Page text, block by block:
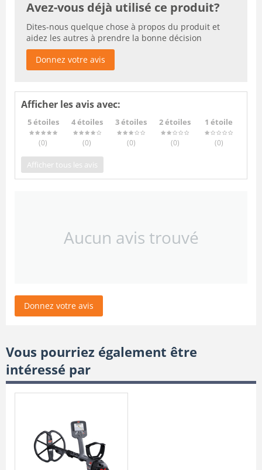
Avez-vous déjà utilisé ce produit?
Dites-nous quelque chose à propos du produit et
aidez les autres à prendre la bonne décision
Donnez votre avis
Afficher les avis avec:
5 étoiles
(0)
4 étoiles
(0)
3 étoiles
(0)
2 étoiles
(0)
1 étoile
(0)
Afficher tous les avis
Aucun avis trouvé
Donnez votre avis
Vous pourriez également être
intéressé par